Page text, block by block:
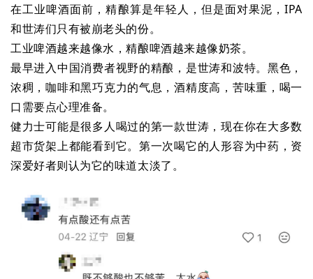
在工业啤酒面前，精酿算是年轻人，但是面对果泥，IPA
和世涛们只有被崩老头的份。
工业啤酒越来越像水，精酿啤酒越来越像奶茶。
最早进入中国消费者视野的精酿，是世涛和波特。黑色，
浓稠，咖啡和黑巧克力的气息，酒精度高，苦味重，喝一
口需要点心理准备。
健力士可能是很多人喝过的第一款世涛，现在你在大多数
超市货架上都能看到它。第一次喝它的人形容为中药，资
深爱好者则认为它的味道太淡了。